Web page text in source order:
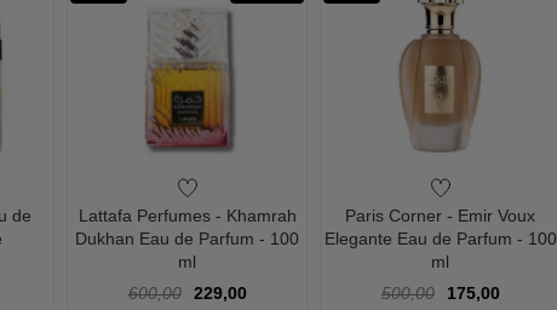
de
Lattafa Perfumes - Khamrah
Dukhan Eau de Parfum - 100
ml
600,00
229,00
Paris Corner - Emir Voux
Elegante Eau de Parfum - 100
ml
500,00
175,00